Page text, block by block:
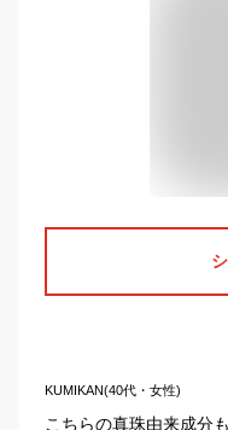
KUMIKAN(40代・女性)
こちらの真珠由来成分